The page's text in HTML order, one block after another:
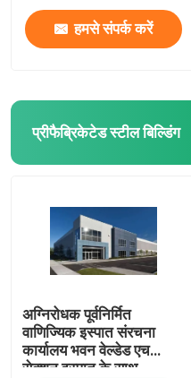
हमसे संपर्क करें
प्रीफैब्रिकेटेड स्टील बिल्डिंग
अग्निरोधक पूर्वनिर्मित
वाणिज्यिक इस्पात संरचना
कार्यालय भवन वेल्डेड एच
सेक्शन इस्पात के साथ